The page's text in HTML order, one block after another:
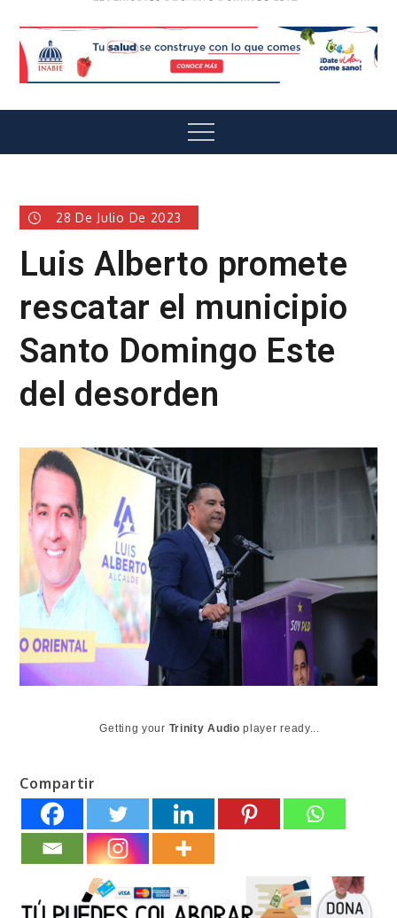
El Munícipe
Menu
28 De Julio De 2023
Luis Alberto promete
rescatar el municipio
Santo Domingo Este
del desorden
Getting your Trinity Audio player ready...
Compartir